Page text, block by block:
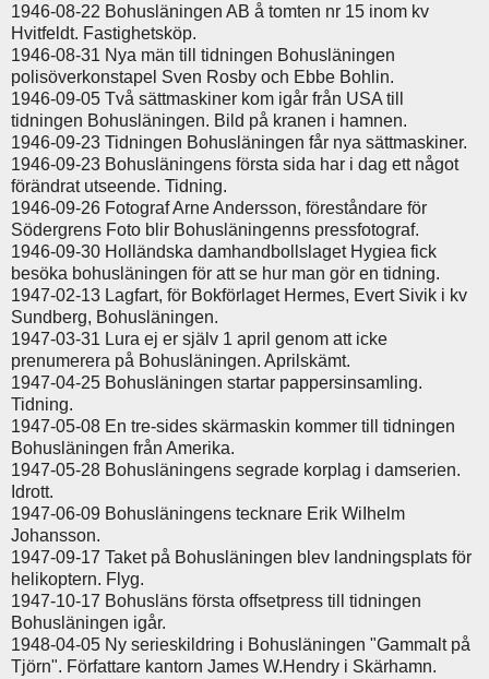
1946-08-22 Bohusläningen AB å tomten nr 15 inom kv
Hvitfeldt. Fastighetsköp.
1946-08-31 Nya män till tidningen Bohusläningen
polisöverkonstapel Sven Rosby och Ebbe Bohlin.
1946-09-05 Två sättmaskiner kom igår från USA till
tidningen Bohusläningen. Bild på kranen i hamnen.
1946-09-23 Tidningen Bohusläningen får nya sättmaskiner.
1946-09-23 Bohusläningens första sida har i dag ett något
förändrat utseende. Tidning.
1946-09-26 Fotograf Arne Andersson, föreståndare för
Södergrens Foto blir Bohusläningenns pressfotograf.
1946-09-30 Holländska damhandbollslaget Hygiea fick
besöka bohusläningen för att se hur man gör en tidning.
1947-02-13 Lagfart, för Bokförlaget Hermes, Evert Sivik i kv
Sundberg, Bohusläningen.
1947-03-31 Lura ej er själv 1 april genom att icke
prenumerera på Bohusläningen. Aprilskämt.
1947-04-25 Bohusläningen startar pappersinsamling.
Tidning.
1947-05-08 En tre-sides skärmaskin kommer till tidningen
Bohusläningen från Amerika.
1947-05-28 Bohusläningens segrade korplag i damserien.
Idrott.
1947-06-09 Bohusläningens tecknare Erik WiIhelm
Johansson.
1947-09-17 Taket på Bohusläningen blev landningsplats för
helikoptern. Flyg.
1947-10-17 Bohusläns första offsetpress till tidningen
Bohusläningen igår.
1948-04-05 Ny serieskildring i Bohusläningen "Gammalt på
Tjörn". Författare kantorn James W.Hendry i Skärhamn.